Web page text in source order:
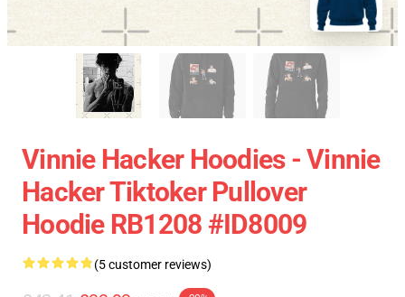
Vinnie Hacker Hoodies - Vinnie
Hacker Tiktoker Pullover
Hoodie RB1208 #ID8009
(5 customer reviews)